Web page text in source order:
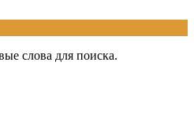
слова для поиска.